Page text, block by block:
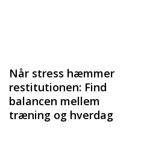
Når stress hæmmer
restitutionen: Find
balancen mellem
træning og hverdag